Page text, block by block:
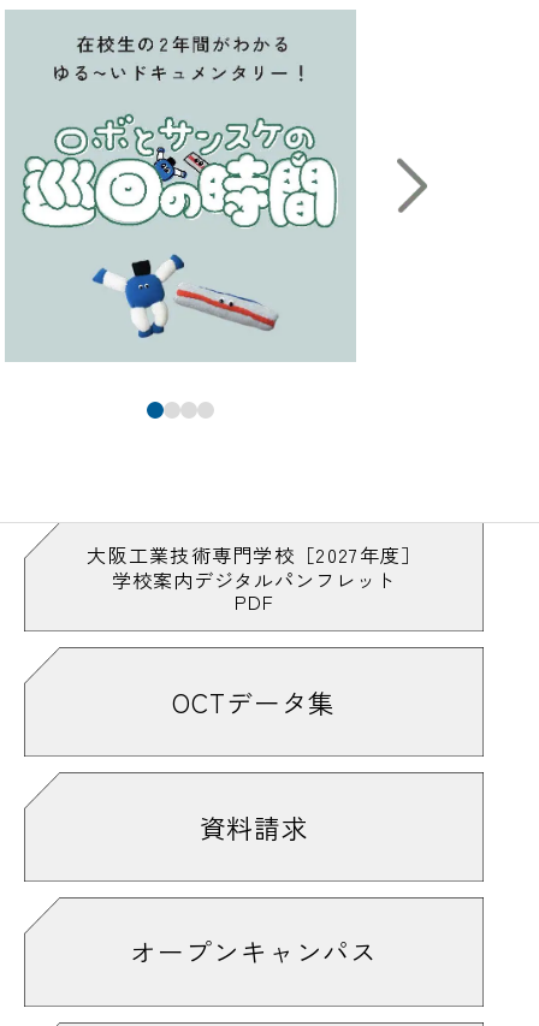
か
#駆けつけてくれる金子先生
#カッターナイフ#可動式の机は結構頑丈
#カフェオレ#唐揚げ丼は人気メニュー
#カラフルなファイル#カラフルな本棚
#かわいい #観光地
#カンナ工場行ってみたいな
#看板 #学食#学生スタッフ
#学生の真剣な眼差し
#学校説明会の会場
#キャチロボバトルコンテスト
#CADマスターになりたい
#キャリアデザイン#キャンパスライフ
#求人票は自由に観覧可能
#「教室を飛び出して」も見てや〜#切る
#技術#技能実習室
#くっつける#組み立て#クラブ
#詳しくはオープンキャンパス情報をチェ
#ケガに注意#削り華#削る#削ろう会
#建築大工技能検定
#検定はやっぱり緊張する
大阪工業技術専門学校［2027年度］
学校案内デジタルパンフレット
PDF
OCTデータ集
資料請求
オープンキャンパス